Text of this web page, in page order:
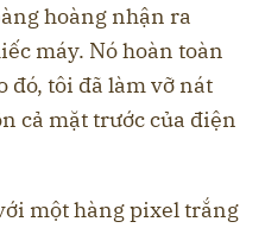
hoàng nhận ra
máy. Nó hoàn toàn
đó, tôi đã làm vỡ nát
cả mặt trước của điện
một hàng pixel trắng